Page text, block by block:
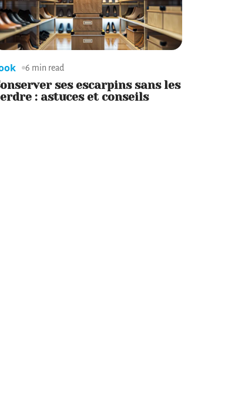
6 min read
ses escarpins sans les
: astuces et conseils